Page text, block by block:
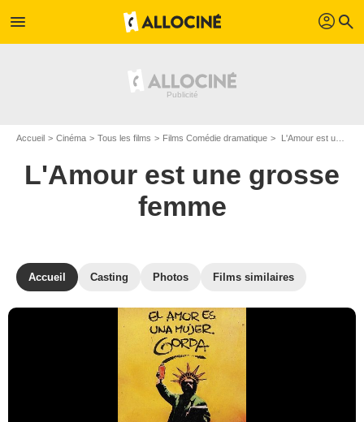
menu profil search
Accueil Cinéma Tous les films Films Comédie dramatique L'Amour est une grosse femme de Alejandro Agresti
L'Amour est une grosse
femme
Accueil Casting Photos Films similaires